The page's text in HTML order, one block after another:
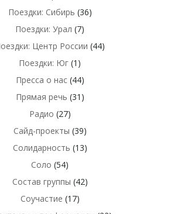
Поездки: Сибирь (36)
Поездки: Урал (7)
Центр России (44)
Поездки: Юг (1)
Пресса о нас(44)
Прямая речь (31)
Радио (27)
Сайд-проекты (39)
Солидарность (13)
Соло (54)
Состав группы (42)
Соучастие (17)